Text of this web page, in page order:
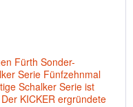
Fürth Sonder-
Serie Fünfzehnmal
Schalker Serie ist
KICKER ergründete